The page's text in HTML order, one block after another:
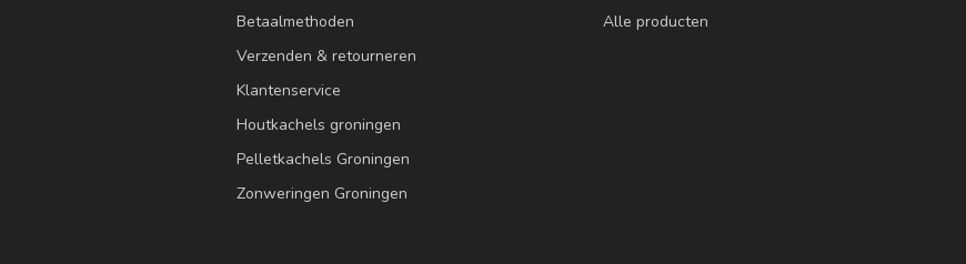
Betaalmethoden
Verzenden & retourneren
Klantenservice
Houtkachels groningen
Pelletkachels Groningen
Zonweringen Groningen
Alle producten